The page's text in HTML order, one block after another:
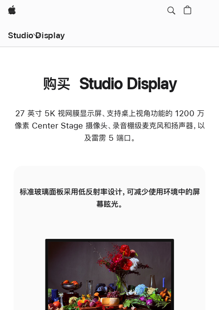
Apple
Studio Display
购买 Studio Display
27 英寸 5K 视网膜显示屏、支持桌上视角功能的 1200 万
像素 Center Stage 摄像头、录音棚级麦克风和扬声器，以
及雷雳 5 端口。
标准玻璃面板采用低反射率设计，可减少使用环境中的屏
幕眩光。